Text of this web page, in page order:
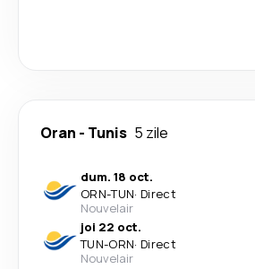
Oran - Tunis 5 zile
dum. 18 oct.
ORN-TUN· Direct
Nouvelair
joi 22 oct.
TUN-ORN· Direct
Nouvelair